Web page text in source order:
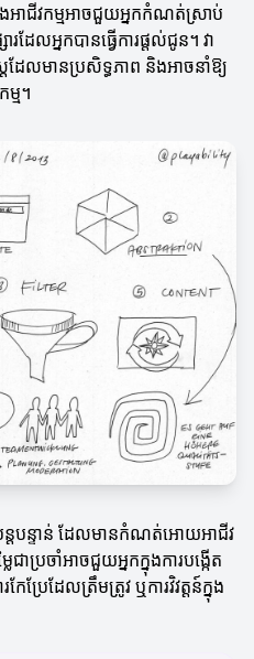
ងអាជីវកម្មអាចជួយអ្នកកំណត់ស្រាប់
ដែលអ្នកបានធ្វើការផ្តល់ជូន។ វា
រដែលមានប្រសិទ្ធភាព និងអាចនាំឱ្យ
ម។
បន្តបន្ទាន់ ដែលមានកំណត់អោយអាជីវ
ាប្រចាំអាចជួយអ្នកក្នុងការបង្កើត
កែប្រែដែលត្រឹមត្រូវ ឬការវិវត្តន៍ក្នុង